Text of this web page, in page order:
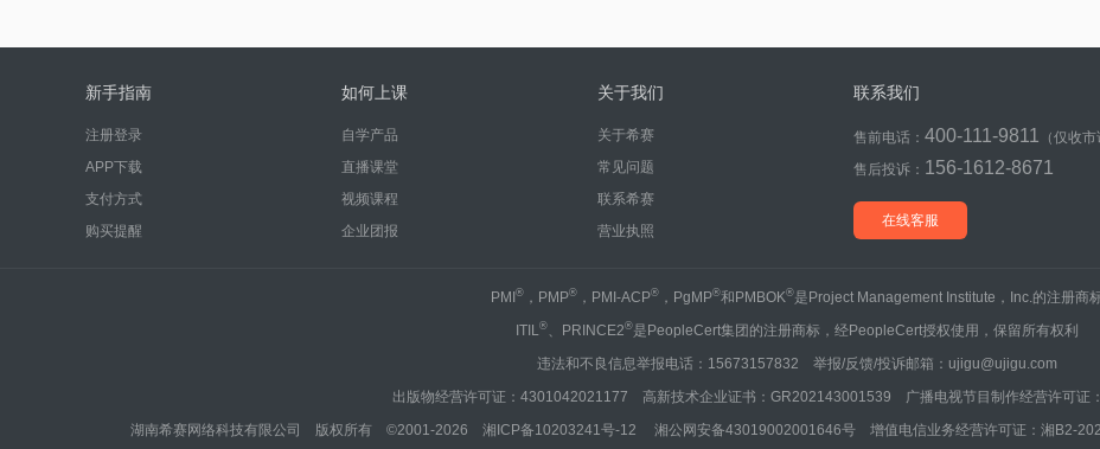
新手指南
注册登录
APP下载
支付方式
购买提醒
如何上课
自学产品
直播课堂
视频课程
企业团报
关于我们
关于希赛
常见问题
联系希赛
营业执照
联系我们
售前电话： 400-111-9811
（仅收市
售后投诉： 156-1612-8671
在线客服
PMI®，PMP®，PMI-ACP®，PgMP®和PMBOK®是Project Management Institute，Inc.的注册商
ITIL®、PRINCE2®是PeopleCert集团的注册商标，经PeopleCert授权使用，保留所有权利
违法和不良信息举报电话：15673157832 举报/反馈/投诉邮箱：ujigu@ujigu.com
出版物经营许可证：4301042021177 高新技术企业证书：GR202143001539 广播电视节目制作经营许可证
湖南希赛网络科技有限公司 版权所有 ©2001-2026 湘ICP备10203241号-12 湘公网安备43019002001646号 增值电信业务经营许可证：湘B2-